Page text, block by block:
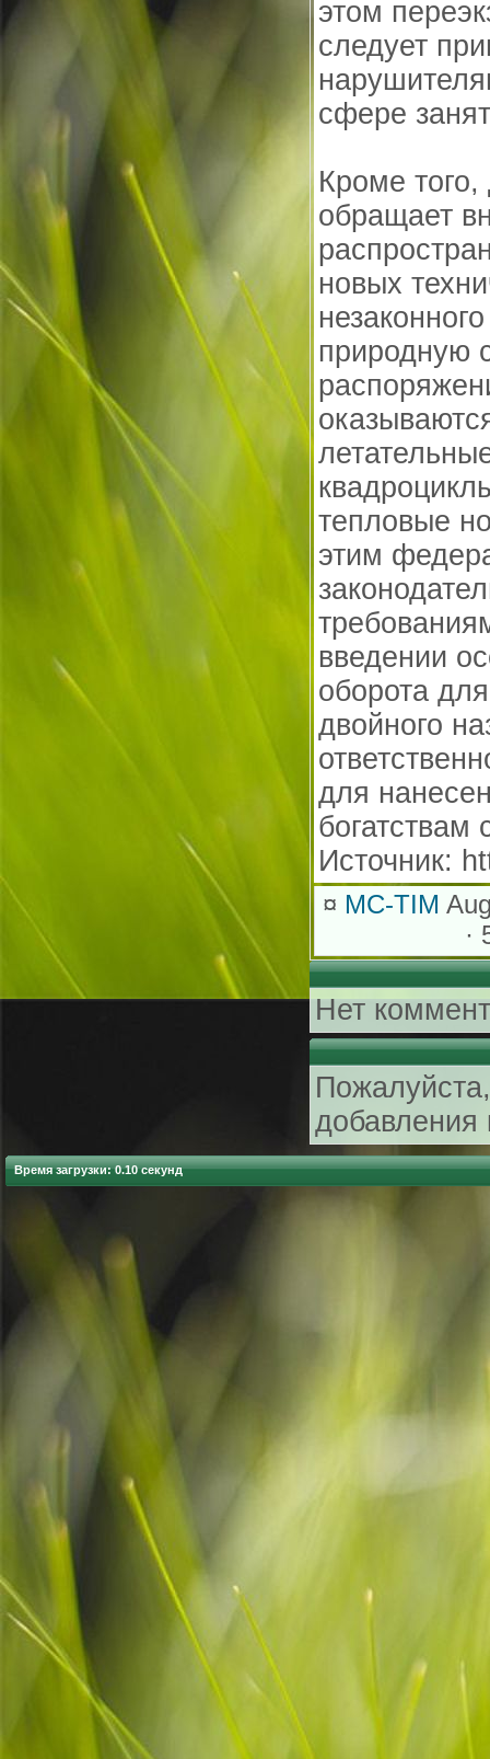
этом
следует
сфере
Кроме
обращает
новых
природную
тепловые
этим
введении
оборота
двойного
для
богатствам
Источник:
¤ MC-TIM
·
Нет
добавления
Время загрузки: 0.10 секунд